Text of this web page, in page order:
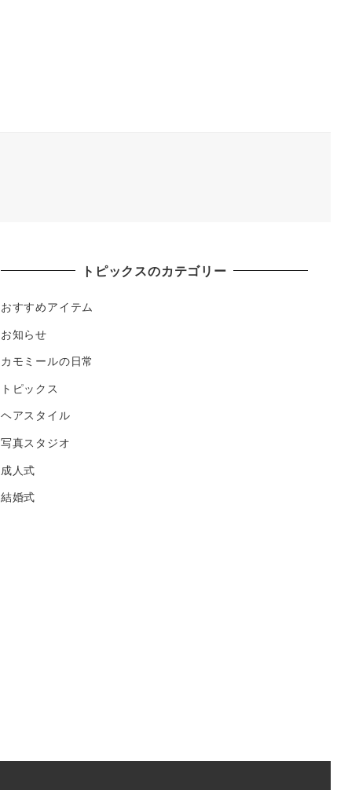
トピックスのカテゴリー
おすすめアイテム
お知らせ
カモミールの日常
トピックス
ヘアスタイル
写真スタジオ
成人式
結婚式